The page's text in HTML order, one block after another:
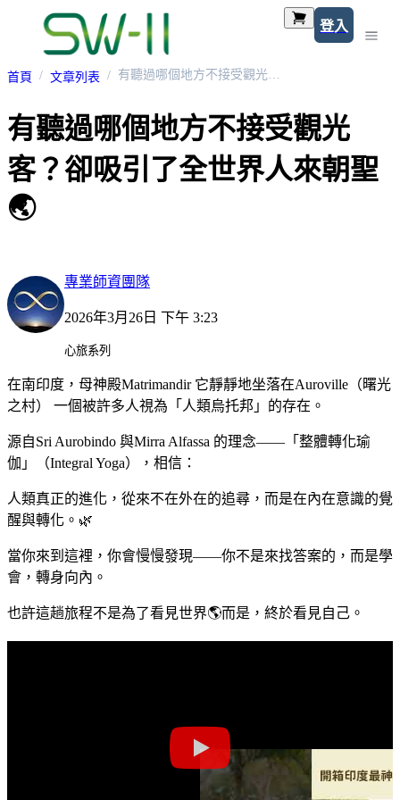
登入
首頁 文章列表 有聽過哪個地方不接受觀光客？卻吸引了全世界人來朝聖🌏
有聽過哪個地方不接受觀光
客？卻吸引了全世界人來朝聖
🌏
專業師資團隊
2026年3月26日 下午 3:23
心旅系列
在南印度，母神殿Matrimandir 它靜靜地坐落在Auroville（曙光
之村） 一個被許多人視為「人類烏托邦」的存在。
源自Sri Aurobindo 與Mirra Alfassa 的理念——「整體轉化瑜
伽」（Integral Yoga），相信：
人類真正的進化，從來不在外在的追尋，而是在內在意識的覺
醒與轉化。🌿
當你來到這裡，你會慢慢發現——你不是來找答案的，而是學
會，轉身向內。
也許這趟旅程不是為了看見世界🌎而是，終於看見自己。